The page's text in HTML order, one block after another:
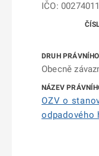
IČO: 00274011
Obecně
OZV o
odpadového